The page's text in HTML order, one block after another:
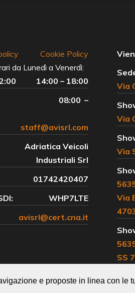
Cookie Policy
Lunedì a Venerdì:
14:00 – 18:00
08:00 –
staff@avisrl.com
Adriatica Veicoli
Industriali Srl
01742420407
WHP7LTE
avisrl@cert.cna.it
Via
Via
Via
Via
SS
e proposte in linea con le